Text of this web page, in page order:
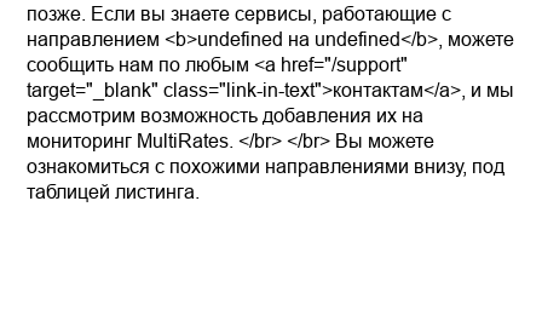
позже. Если вы знаете сервисы, работающие с
направлением <b>undefined на undefined</b>, можете
сообщить нам по любым <a href="/support"
target="_blank" class="link-in-text">контактам</a>, и мы
рассмотрим возможность добавления их на
мониторинг MultiRates. </br> </br> Вы можете
ознакомиться с похожими направлениями внизу, под
таблицей листинга.